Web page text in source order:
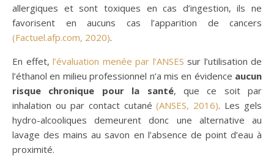
allergiques et sont toxiques en cas d’ingestion, ils ne
favorisent en aucuns cas l’apparition de cancers
(Factuel.afp.com, 2020).
En effet, l’évaluation menée par l’ANSES sur l’utilisation de
l’éthanol en milieu professionnel n’a mis en évidence aucun
risque chronique pour la santé, que ce soit par
inhalation ou par contact cutané(ANSES, 2016). Les gels
hydro-alcooliques demeurent donc une alternative au
lavage des mains au savon en l’absence de point d’eau à
proximité.